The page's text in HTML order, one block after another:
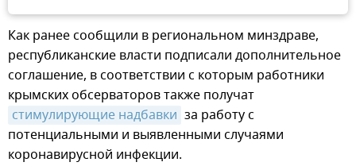
Как ранее сообщили в региональном минздраве,
республиканские власти подписали дополнительное
соглашение, в соответствии с которым работники
крымских обсерваторов также получат
стимулирующие надбавки за работу с
потенциальными и выявленными случаями
коронавирусной инфекции.